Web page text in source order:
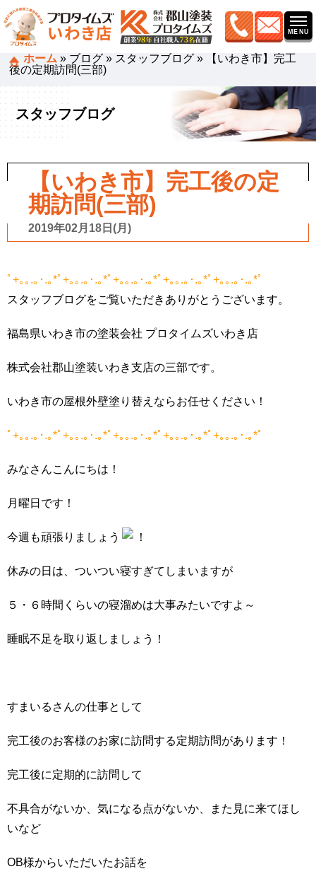
ホーム » ブログ » スタッフブログ »
【いわき市】完工
後の定期訪問(三部)
スタッフブログ
【いわき市】完工後の定
期訪問(三部)
2019年02月18日(月)
ﾟ+｡｡.｡･.｡*ﾟ+｡｡.｡･.｡*ﾟ+｡｡.｡･.｡*ﾟ+｡｡.｡･.｡*ﾟ+｡｡.｡･.｡*ﾟ
スタッフブログをご覧いただきありがとうございます。
福島県いわき市の塗装会社 プロタイムズいわき店
株式会社郡山塗装いわき支店の三部です。
いわき市の屋根外壁塗り替えならお任せください！
ﾟ+｡｡.｡･.｡*ﾟ+｡｡.｡･.｡*ﾟ+｡｡.｡･.｡*ﾟ+｡｡.｡･.｡*ﾟ+｡｡.｡･.｡*ﾟ
みなさんこんにちは！
月曜日です！
今週も頑張りましょう ！
休みの日は、ついつい寝すぎてしまいますが
５・６時間くらいの寝溜めは大事みたいですよ～
睡眠不足を取り返しましょう！
すまいるさんの仕事として
完工後のお客様のお家に訪問する定期訪問があります！
完工後に定期的に訪問して
不具合がないか、気になる点がないか、また見に来てほし
いなど
OB様からいただいたお話を